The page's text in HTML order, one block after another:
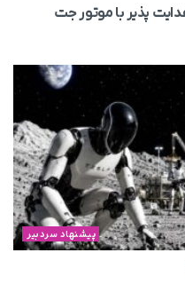
پیشنهاد سردبیر